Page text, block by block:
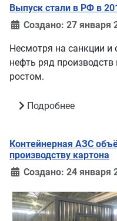
Выпуск стали в РФ в
Создано: 27 января
Несмотря на санкции
нефть ряд
ростом.
Подробнее
Контейнерная АЗС
производству картона
Создано: 24 января